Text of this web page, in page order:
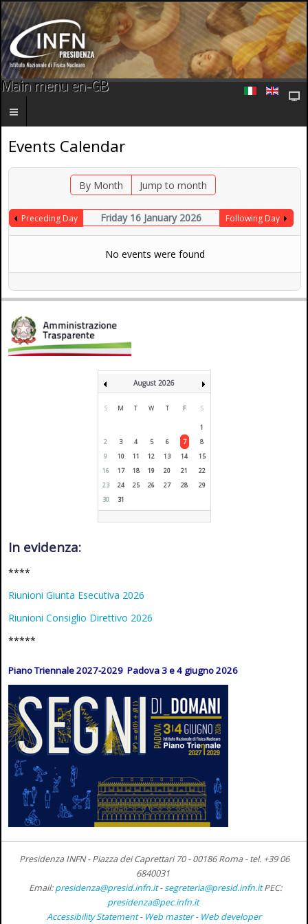
Main menu en-GB
Events Calendar
By Month Jump to month
Preceding Day Friday 16 January 2026 Following Day
No events were found
August 2026
S M T W T F S
1
2
3 4 5 6 7
8
9
10 11 12 13 14
15
16
17 18 19 20 21
22
23
24 25 26 27 28
29
30
31
In evidenza:
****
Riunioni Giunta Esecutiva 2026
Riunioni Consiglio Direttivo 2026
*****
Piano Triennale 2027-2029 Padova 3 e 4 giugno 2026
Presidenza INFN - Piazza dei Caprettari 70 - 00186 Roma -tel. +39 06
6840031
Email:presidenza@presid.infn.it-segreteria@presid.infn.it PEC:
presidenza@pec.infn.it
Accessibility Statement- Web master- Web developer